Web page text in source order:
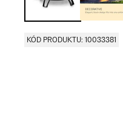
KÓD PRODUKTU: 10033381